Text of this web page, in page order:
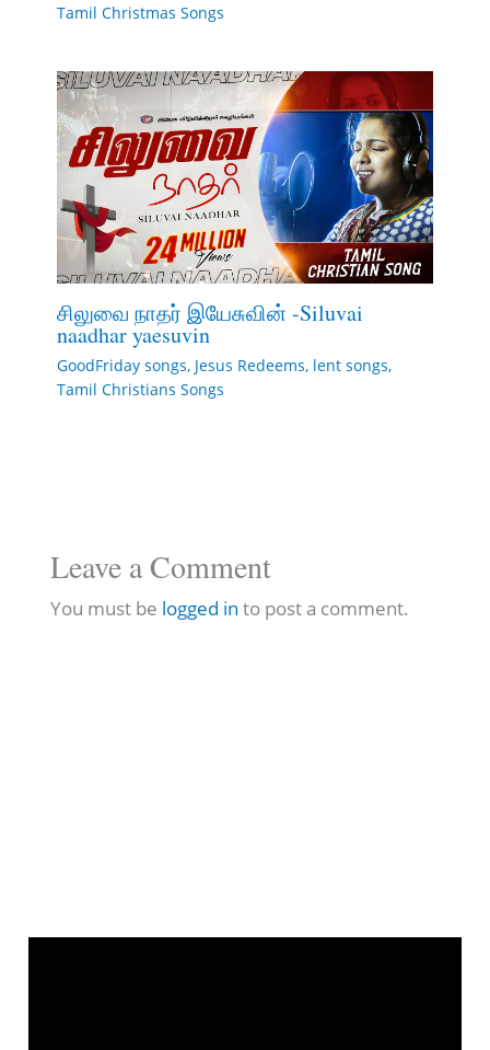
Tamil Christmas Songs
சிலுவை நாதர் இயேசுவின் -Siluvai
naadhar yaesuvin
GoodFriday songs, Jesus Redeems, lent songs,
Tamil Christians Songs
Leave a Comment
You must be logged in to post a comment.